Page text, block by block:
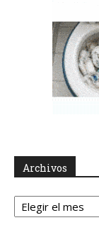
Archivos
Archivos